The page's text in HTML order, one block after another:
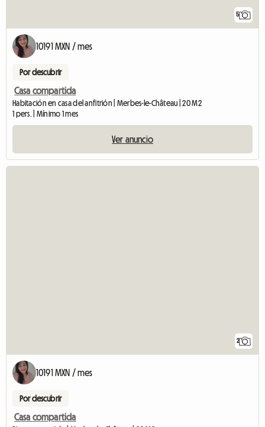
5
10191 MXN / mes
Por descubrir
Casa compartida
Habitación en casa del anfitrión | Merbes-le-Château | 20 M2
1 pers. | Mínimo 1 mes
Ver anuncio
2
10191 MXN / mes
Por descubrir
Casa compartida